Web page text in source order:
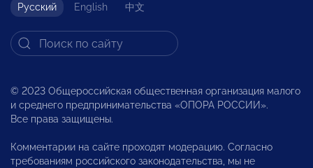
Русский English 中文
© 2023 Общероссийская общественная организация малого
и среднего предпринимательства «ОПОРА РОССИИ».
Все права защищены.
Комментарии на сайте проходят модерацию. Согласно
требованиям российского законодательства, мы не